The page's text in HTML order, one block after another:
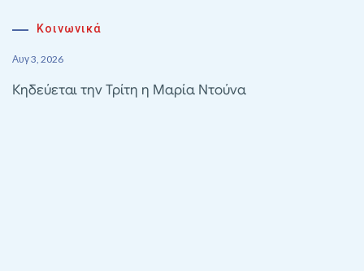
Κοινωνικά
Αυγ 3, 2026
Κηδεύεται την Τρίτη η Μαρία Ντούνα